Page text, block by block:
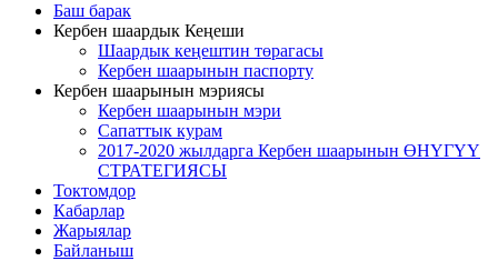
Баш барак
Кербен шаардык Кеңеши
Шаардык кеңештин төрагасы
Кербен шаарынын паспорту
Кербен шаарынын мэриясы
Кербен шаарынын мэри
Сапаттык курам
2017-2020 жылдарга Кербен шаарынын ӨНҮГҮҮ
СТРАТЕГИЯСЫ
Токтомдор
Кабарлар
Жарыялар
Байланыш